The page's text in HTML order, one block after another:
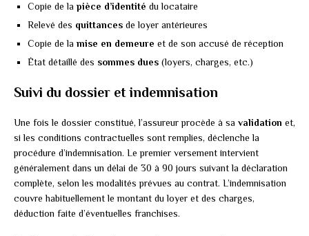
Copie de la pièce d’identité du locataire
Relevé des quittances de loyer antérieures
Copie de la mise en demeure et de son accusé de réception
État détaillé des sommes dues (loyers, charges, etc.)
Suivi du dossier et indemnisation
Une fois le dossier constitué, l’assureur procède à sa validation et,
si les conditions contractuelles sont remplies, déclenche la
procédure d’indemnisation. Le premier versement intervient
généralement dans un délai de 30 à 90 jours suivant la déclaration
complète, selon les modalités prévues au contrat. L’indemnisation
couvre habituellement le montant du loyer et des charges,
déduction faite d’éventuelles franchises.